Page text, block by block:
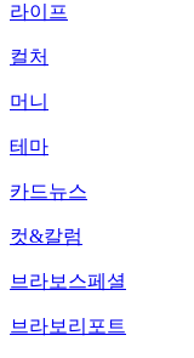
라이프
컬처
머니
테마
카드뉴스
컷&칼럼
브라보스페셜
브라보리포트